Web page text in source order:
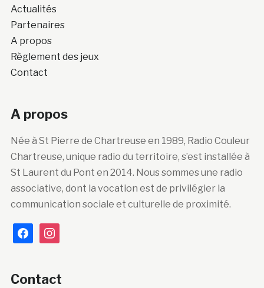
Actualités
Partenaires
A propos
Règlement des jeux
Contact
A propos
Née à St Pierre de Chartreuse en 1989, Radio Couleur
Chartreuse, unique radio du territoire, s’est installée à
St Laurent du Pont en 2014. Nous sommes une radio
associative, dont la vocation est de privilégier la
communication sociale et culturelle de proximité.
facebookinstagram
Contact